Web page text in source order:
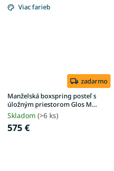
Viac farieb
zadarmo
Manželská boxspring posteľ s
úložným priestorom Glos M
180x200 - krémová
Skladom (>6 ks)
575 €